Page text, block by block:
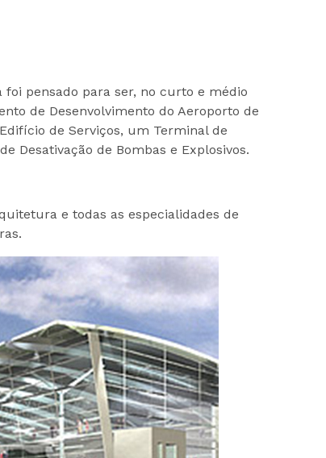
foi pensado para ser, no curto e médio
de Desenvolvimento do Aeroporto de
de Serviços, um Terminal de
Desativação de Bombas e Explosivos.
e todas as especialidades de